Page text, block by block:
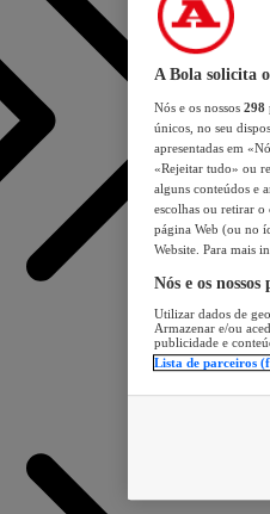
A Bola solicita
Nós e os nossos 298
únicos, no seu
apresentadas em
«Rejeitar tudo» ou
alguns conteúdos e
escolhas ou retirar
página Web (ou no
Website. Para mais
Nós e os
Utilizar dados de
Armazenar e/ou
publicidade e
Lista de parceiros